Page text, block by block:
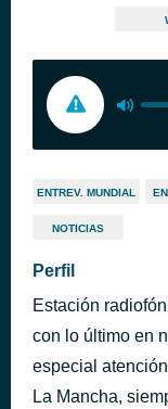
ENTREV. MUNDIAL
NOTICIAS
Perfil
Estación
con lo último en
especial
La Mancha,